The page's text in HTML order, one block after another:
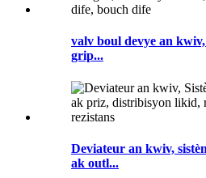
valv boul devye an
grip...
Deviateur an kwiv,
ak outl...